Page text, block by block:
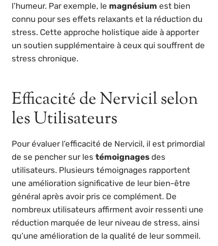
l’humeur. Par exemple, le magnésium est bien
connu pour ses effets relaxants et la réduction du
stress. Cette approche holistique aide à apporter
un soutien supplémentaire à ceux qui souffrent de
stress chronique.
Efficacité de Nervicil selon
les Utilisateurs
Pour évaluer l’efficacité de Nervicil, il est primordial
de se pencher sur les témoignages des
utilisateurs. Plusieurs témoignages rapportent
une amélioration significative de leur bien-être
général après avoir pris ce complément. De
nombreux utilisateurs affirment avoir ressenti une
réduction marquée de leur niveau de stress, ainsi
qu’une amélioration de la qualité de leur sommeil.